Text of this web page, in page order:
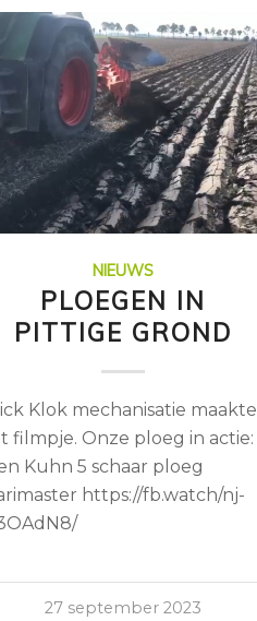
NIEUWS
PLOEGEN IN
PITTIGE GROND
Klok mechanisatie maakte
filmpje. Onze ploeg in actie:
Kuhn 5 schaar ploeg
https://fb.watch/nj-
27 september 2023